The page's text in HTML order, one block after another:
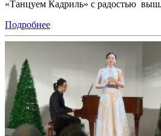
«Танцуем Кадриль» с радостью
Подробнее